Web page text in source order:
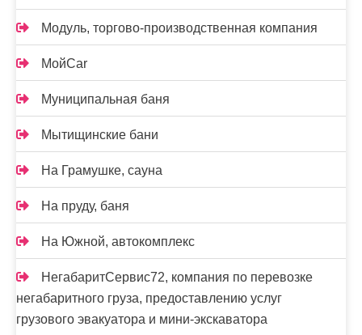
Модуль, торгово-производственная компания
МойCar
Муниципальная баня
Мытищинские бани
На Грамушке, сауна
На пруду, баня
На Южной, автокомплекс
НегабаритСервис72, компания по перевозке
негабаритного груза, предоставлению услуг
грузового эвакуатора и мини-экскаватора